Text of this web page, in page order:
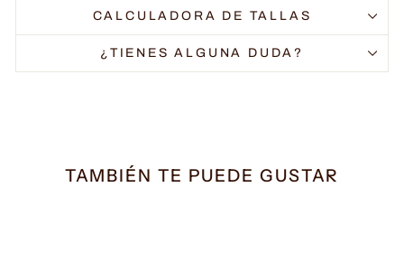
CALCULADORA DE TALLAS
¿TIENES ALGUNA DUDA?
TAMBIÉN TE PUEDE GUSTAR